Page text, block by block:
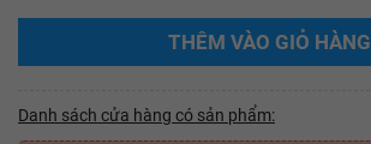
THÊM VÀO GIỎ HÀNG
Danh sách cửa hàng có sản phẩm: